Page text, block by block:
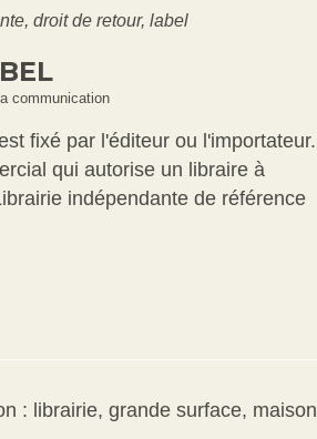
droit de retour, label
communication
fixé par l'éditeur ou l'importateur.
qui autorise un libraire à
indépendante de référence
: librairie, grande surface, maison